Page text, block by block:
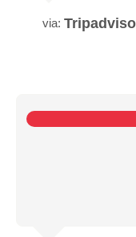
via: